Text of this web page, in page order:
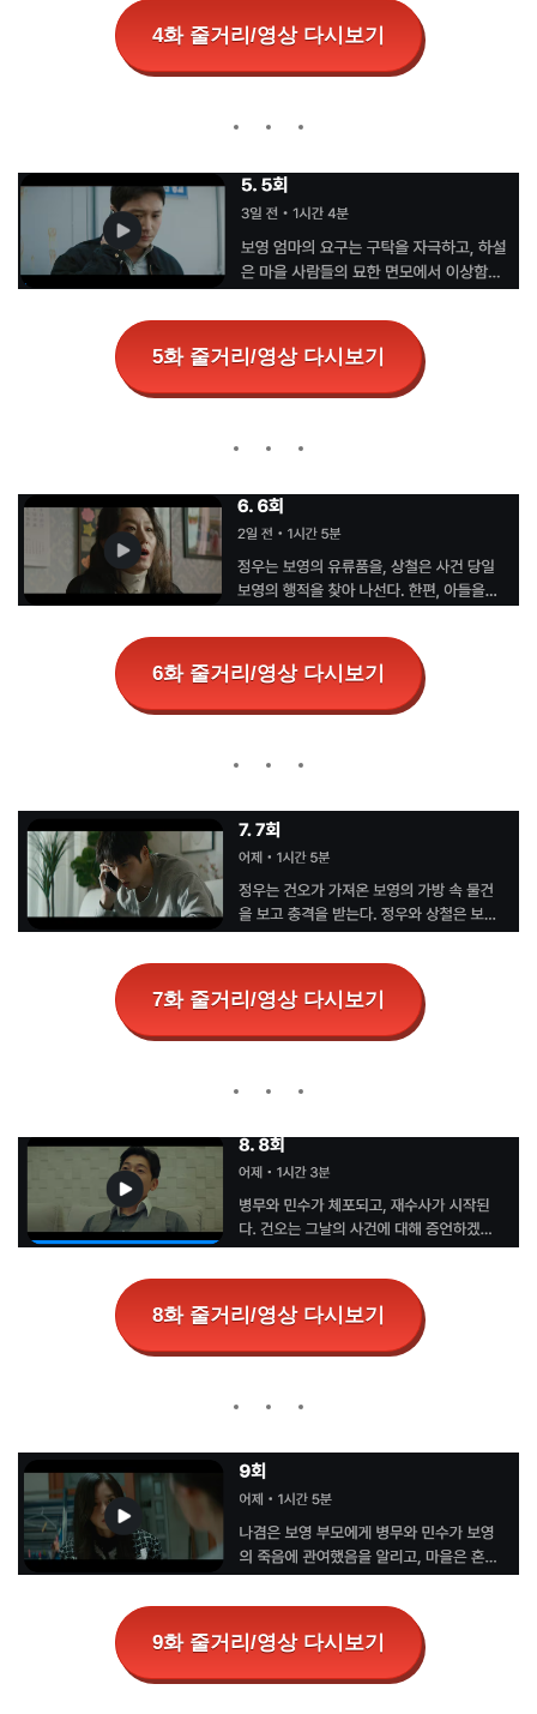
4화 줄거리/영상 다시보기
5화 줄거리/영상 다시보기
6화 줄거리/영상 다시보기
7화 줄거리/영상 다시보기
8화 줄거리/영상 다시보기
9화 줄거리/영상 다시보기